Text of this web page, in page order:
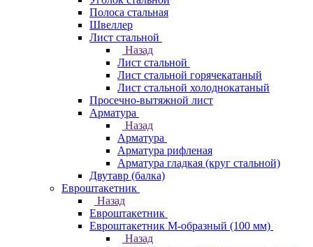
Полоса стальная
Швеллер
Лист стальной
Назад
Лист стальной
Лист стальной горячекатаный
Лист стальной холоднокатаный
Просечно-вытяжной лист
Арматура
Назад
Арматура
Арматура рифленая
Арматура гладкая (круг стальной)
Двутавр (балка)
Евроштакетник
Назад
Евроштакетник
Евроштакетник М-образный (100 мм)
Назад